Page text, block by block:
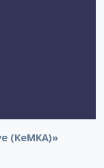
Sc-009-076-Το
Sc-009-077-
Sc-009-078-Αετός,
Sc-010-081-Συρτός
(KeMKA)»